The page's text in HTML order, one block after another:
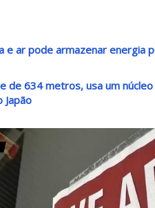
e ar pode armazenar energia
de 634 metros, usa um